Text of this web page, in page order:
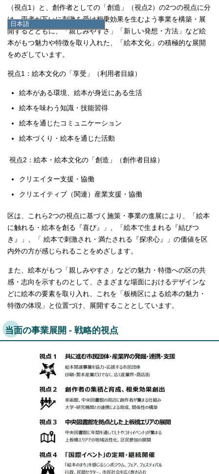
日本語
日本語
English
한국어
繁體中文
（視点1）と、創作者としての「創造」（視点2）の2つの視点に分
け、両者が互いに刺激を受け相乗効果を生むよう事業を構築・展
開するとともに、「親しみやすさ」「新しい発想・方法」など絵
本がもつ魅力や特徴を取り入れた、「絵本文化」の積極的な展開
をめざしています。
視点1：絵本文化の「享受」（利用者目線）
絵本がある環境、絵本が身近にある生活
絵本を味わう知識・技能習得
絵本を通じたコミュニケーション
絵本づくり・絵本を通じた活動
視点2：絵本・絵本文化の「創造」（創作者目線）
クリエイター支援・協働
クリエイティブ（関連）産業支援・協働
区は、これら2つの視点に基づく施策・事業の進展により、「絵本
に触れる・絵本を創る『喜び』」、「絵本で生まれる『結びつ
き』」、「 絵本で刺激され・満たされる『探求心』」の価値を区
内外の方が感じられることをめざします。
また、絵本がもつ「親しみやすさ」などの魅力・特徴への区の共
感・志向を示すものとして、さまざまな場面におけるデザインな
どに絵本の要素を取り入れ、これを「板橋区による絵本の魅力・
特徴の体現」と位置づけ、展開することとしています。
当面の事業展開 - 戦略的視点